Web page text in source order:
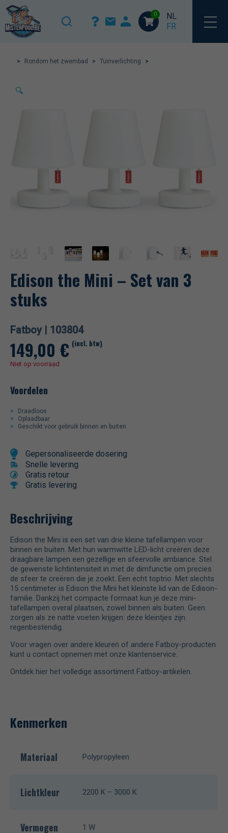
0
NL
FR
> Rondom het zwembad > Tuinverlichting >
🔍
Edison the Mini – Set van 3
stuks
Fatboy | 103804
149,00 € (incl. btw)
Niet op voorraad
Voordelen
Draadloos
Oplaadbaar
Geschikt voor gebruik binnen en buiten
Gepersonaliseerde dosering
Snelle levering
Gratis retour
Gratis levering
Beschrijving
Edison the Mini is een set van drie kleine tafellampen voor
binnen en buiten. Met hun warmwitte LED-licht creëren deze
draagbare lampen een gezellige en sfeervolle ambiance. Stel
de gewenste lichtintensiteit in met de dimfunctie om precies
de sfeer te creëren die je zoekt. Een echt toptrio. Met slechts
15 centimeter is Edison the Mini het kleinste lid van de Edison-
familie. Dankzij het compacte formaat kun je deze mini-
tafellampen overal plaatsen, zowel binnen als buiten. Geen
zorgen als ze natte voeten krijgen: deze kleintjes zijn
regenbestendig.
Voor vragen over andere kleuren of andere Fatboy-producten
kunt u contact opnemen met onze klantenservice.
Ontdek hier het volledige assortiment Fatboy-artikelen.
Kenmerken
Materiaal Polypropyleen
Lichtkleur 2200 K – 3000 K
Vermogen 1 W